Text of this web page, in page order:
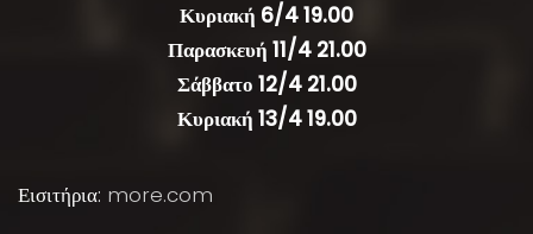
Κυριακή 6/4 19.00
Παρασκευή 11/4 21.00
Σάββατο 12/4 21.00
Κυριακή 13/4 19.00
Εισιτήρια: more.com